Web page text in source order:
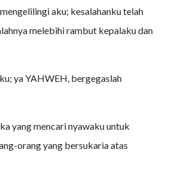
aku; kesalahanku telah
melebihi rambut kepalaku dan
ya YAHWEH, bergegaslah
yang mencari nyawaku untuk
orang yang bersukaria atas